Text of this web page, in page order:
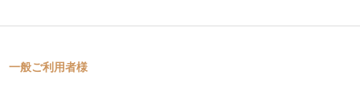
一般ご利用者様